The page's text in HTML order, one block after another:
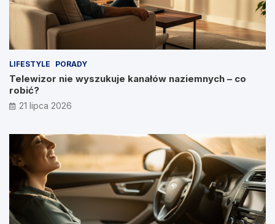
LIFESTYLE PORADY
Telewizor nie wyszukuje kanałów naziemnych – co
robić?
21 lipca 2026